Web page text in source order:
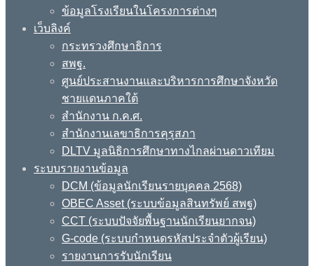
ข้อมูลโรงเรียนในโครงการต่างๆ
เว็บลิงค์
กระทรวงศึกษาธิการ
สพฐ.
ศูนย์ประสานงานและบริหารการศึกษาจังหวัด
ชายแดนภาคใต้
สำนักงาน ก.ค.ศ.
สำนักงานเลขาธิการคุรุสภา
DLTV มูลนิธิการศึกษาทางไกลผ่านดาวเทียม
ระบบรายงานข้อมูล
DCM (ข้อมูลนักเรียนรายบุคคล 2568)
OBEC Asset (ระบบข้อมูลสินทรัพย์ สพฐ)
CCT (ระบบปัจจัยพื้นฐานนักเรียนยากจน)
G-code (ระบบกำหนดรหัสประจำตัวผู้เรียน)
รายงานการรับนักเรียน